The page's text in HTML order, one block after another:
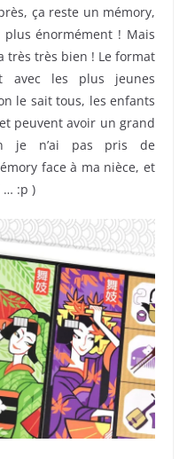
ça reste un mémory,
énormément ! Mais
très très bien ! Le format
avec les plus jeunes
le sait tous, les enfants
peuvent avoir un grand
je n’ai pas pris de
face à ma nièce, et
… :p )